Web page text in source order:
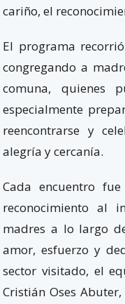
cariño, el
El programa
congregando a
comuna, quienes
especialmente
reencontrarse y
alegría y cercanía.
Cada encuentro
reconocimiento al
madres a lo largo
amor, esfuerzo y
sector visitado, el
Cristián Oses